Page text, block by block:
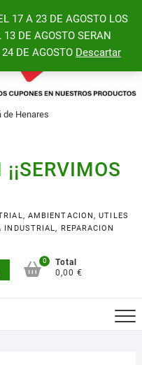
de Henares
AMBIENTACION, UTILES
REPARACION
0
Total
0,00 €
17 A 23 DE AGOSTO LOS
13 DE AGOSTO SERAN
DE AGOSTO Descartar